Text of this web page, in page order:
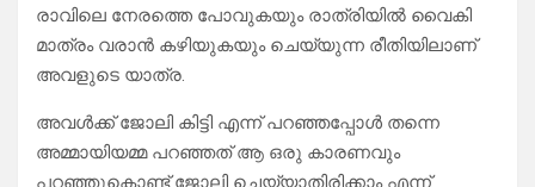
രാവിലെ നേരത്തെ പോവുകയും രാത്രിയിൽ വൈകി
മാത്രം വരാൻ കഴിയുകയും ചെയ്യുന്ന രീതിയിലാണ്
അവളുടെ യാത്ര.
അവൾക്ക് ജോലി കിട്ടി എന്ന് പറഞ്ഞപ്പോൾ തന്നെ
അമ്മായിയമ്മ പറഞ്ഞത് ആ ഒരു കാരണവും